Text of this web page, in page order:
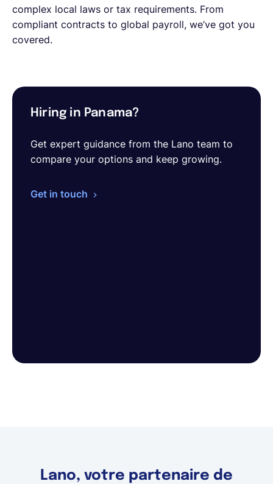
complex local laws or tax requirements. From
compliant contracts to global payroll, we’ve got you
covered.
Hiring in Panama?
Get expert guidance from the Lano team to
compare your options and keep growing.
Get in touch
Lano, votre partenaire de